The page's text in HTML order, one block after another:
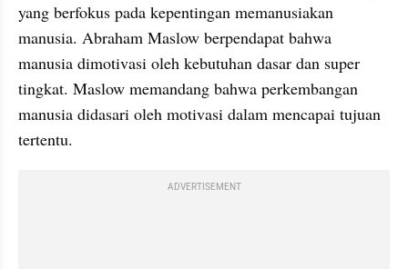
yang berfokus pada kepentingan memanusiakan
manusia. Abraham Maslow berpendapat bahwa
manusia dimotivasi oleh kebutuhan dasar dan super
tingkat. Maslow memandang bahwa perkembangan
manusia didasari oleh motivasi dalam mencapai tujuan
tertentu.
ADVERTISEMENT